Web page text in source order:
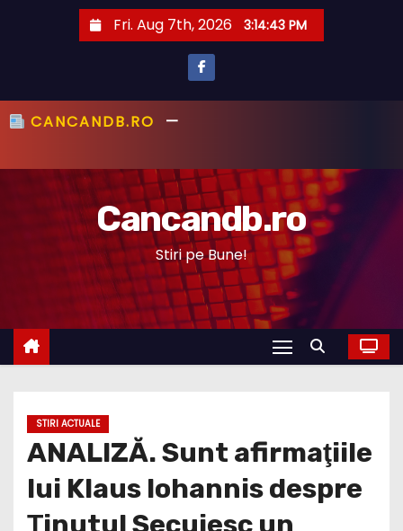
Fri. Aug 7th, 2026 3:14:44 PM
CANCANDB.RO—
Cancandb.ro
Stiri pe Bune!
STIRI ACTUALE
ANALIZĂ. Sunt afirmaţiile
lui Klaus Iohannis despre
Ţinutul Secuiesc un